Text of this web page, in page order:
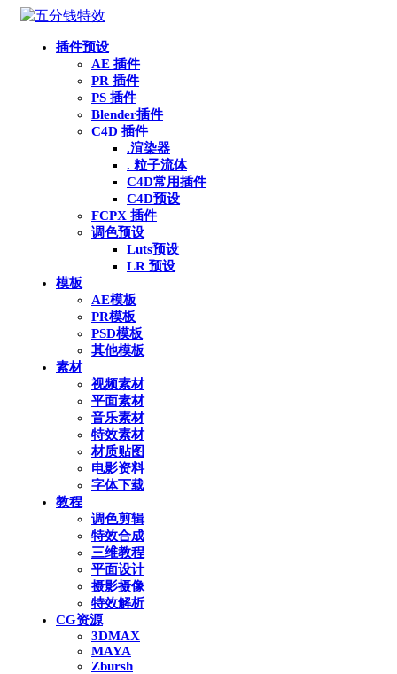
插件预设
AE 插件
PR 插件
PS 插件
Blender插件
C4D 插件
.渲染器
. 粒子流体
C4D常用插件
C4D预设
FCPX 插件
调色预设
Luts预设
LR 预设
模板
AE模板
PR模板
PSD模板
其他模板
素材
视频素材
平面素材
音乐素材
特效素材
材质贴图
电影资料
字体下载
教程
调色剪辑
特效合成
三维教程
平面设计
摄影摄像
特效解析
CG资源
3DMAX
MAYA
Zbursh